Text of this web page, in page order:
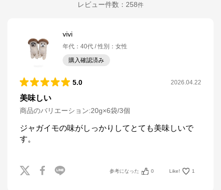
レビュー件数： 258件
vivi
年代 ： 40代 性別 ： 女性
購入確認済み
5.0 2026.04.22
美味しい
商品のバリエーション:20g×6袋/3個
ジャガイモの味がしっかりしてとても美味しいで
す。
参考になった 0 Like! 1